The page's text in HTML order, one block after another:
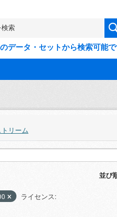
データ・セットから検索可能
リーム
並び
ライセンス: